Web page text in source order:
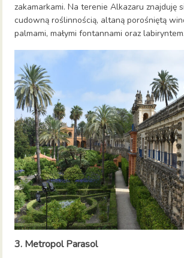
zakamarkami. Na terenie Alkazaru znajduję
cudowną roślinnością, altaną porośniętą
palmami, małymi fontannami oraz labiryntem.
3. Metropol Parasol